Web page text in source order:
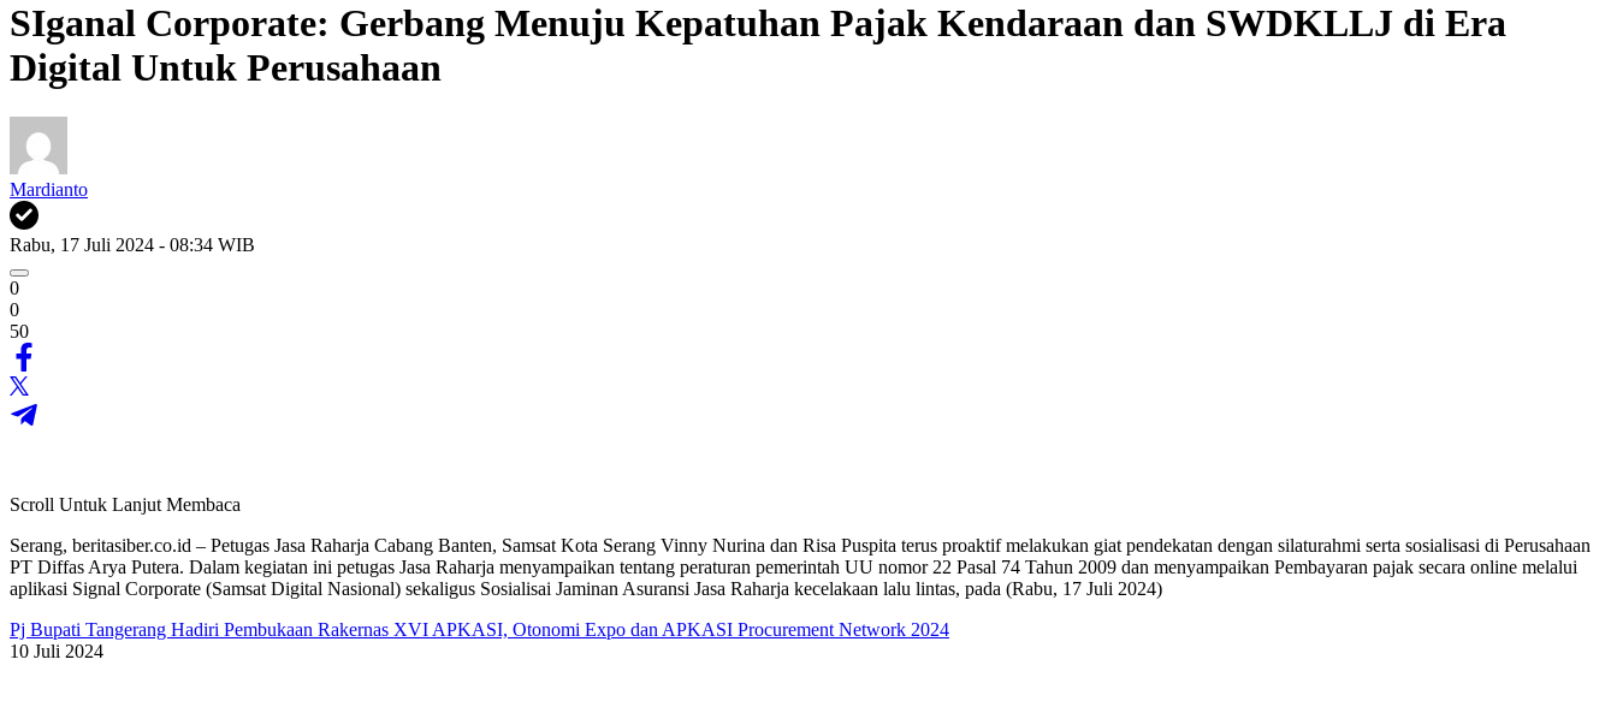
SIganal Corporate: Gerbang Menuju Kepatuhan Pajak Kendaraan dan SWDKLLJ di Era
Digital Untuk Perusahaan
Mardianto
Rabu, 17 Juli 2024 - 08:34 WIB
0
0
50
Scroll Untuk Lanjut Membaca
Serang, beritasiber.co.id – Petugas Jasa Raharja Cabang Banten, Samsat Kota Serang Vinny Nurina dan Risa Puspita terus proaktif melakukan giat pendekatan dengan silaturahmi serta sosialisasi di Perusahaan
PT Diffas Arya Putera. Dalam kegiatan ini petugas Jasa Raharja menyampaikan tentang peraturan pemerintah UU nomor 22 Pasal 74 Tahun 2009 dan menyampaikan Pembayaran pajak secara online melalui
aplikasi Signal Corporate (Samsat Digital Nasional) sekaligus Sosialisai Jaminan Asuransi Jasa Raharja kecelakaan lalu lintas, pada (Rabu, 17 Juli 2024)
Pj Bupati Tangerang Hadiri Pembukaan Rakernas XVI APKASI, Otonomi Expo dan APKASI Procurement Network 2024
10 Juli 2024